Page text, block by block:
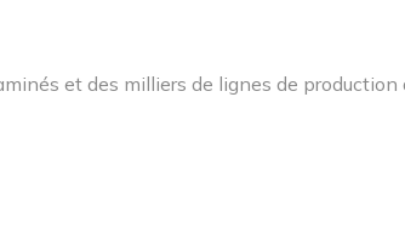
et des milliers de lignes de production